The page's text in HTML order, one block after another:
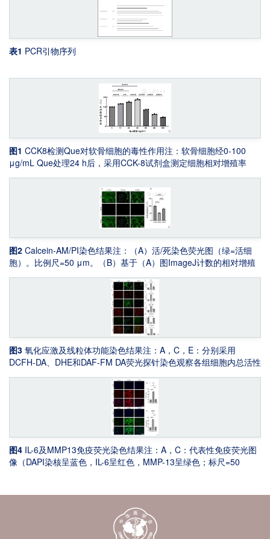
表1 PCR引物序列
图1 CCK8检测Que对软骨细胞的毒性作用注：软骨细胞经0-100
μg/mL Que处理24 h后，采用CCK-8试剂盒测定细胞相对增殖率
（以0 μg/mL组为100%）。数据表示为均值±标准差（n=3）均值
<0.05，**P <0.01，***
图2 Calcein-AM/PI染色结果注：（A）活/死染色荧光图（绿=活细
胞）。比例尺=50 μm。（B）基于（A）图ImageJ计数的相对增殖
率（%），均值±SD（n=3）。*P<0.05，**P<0.01，***P<0.001，
图3 氧化应激及线粒体功能染色结果注：A，C，E：分别采用
DCFH-DA、DHE和DAF-FM DA荧光探针染色观察各组细胞内总活性
氧（ROS）、超氧阴离子（O2 ）和一氧化氮（NO）水平（标尺=
50 μm）；B，D，F：分别为A、C、E对应指标的平均荧光强度定
量分析结果。G：JC-1染色观察线粒体膜电位变化，红色荧光代表
高膜电位状态（J-聚集体），绿色荧光代表低膜电位状态（单体）
（标尺= 50 μm）；H，I：分别为JC-1聚集体（红色）与单体（绿
色）的平均荧光强度定量分析。*P<0.05，**P<0.01，***P<0.001，
****P<0.0001
图4 IL-6及MMP13免疫荧光染色结果注：A，C：代表性免疫荧光图
像（DAPI染核呈蓝色，IL-6呈红色，MMP-13呈绿色；标尺=50